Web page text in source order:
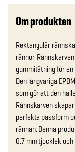
Om produkten
Rektangulär
rännor.
gummitätning för
Den långvariga
som gör att den
Rännskarven
perfekta passform
rännan. Denna
0,7 mm tjocklek och